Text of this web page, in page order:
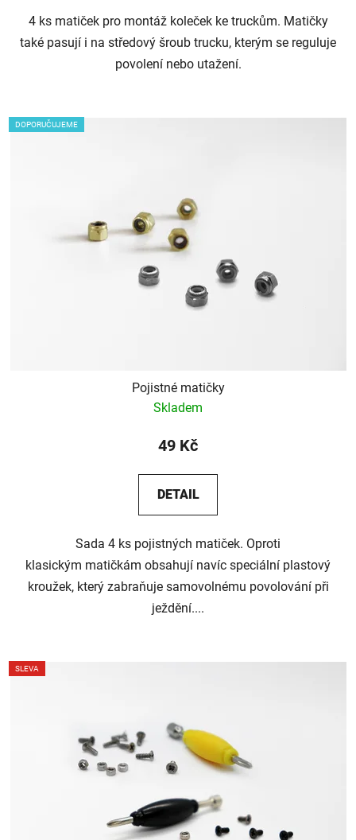
4 ks matiček pro montáž koleček ke truckům. Matičky
také pasují i na středový šroub trucku, kterým se reguluje
povolení nebo utažení.
DOPORUČUJEME
Pojistné matičky
Skladem
49 Kč
DETAIL
Sada 4 ks pojistných matiček. Oproti
klasickým matičkám obsahují navíc speciální plastový
kroužek, který zabraňuje samovolnému povolování při
ježdění....
SLEVA